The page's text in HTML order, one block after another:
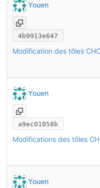
Youen
4b9913e647
Youen
a9ec01058b
Youen